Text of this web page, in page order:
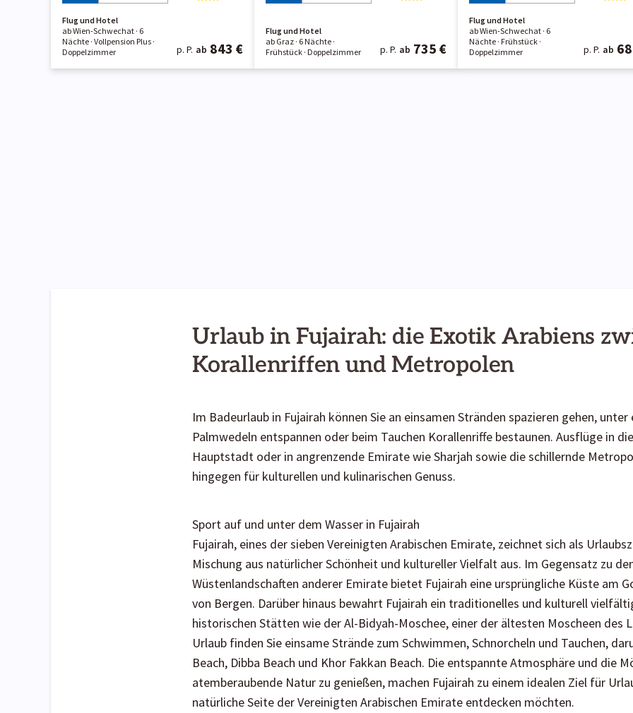
Flug und Hotel
ab Wien-Schwechat · 6
Nächte · Vollpension Plus ·
Doppelzimmer
p. P. ab 843 €
Flug und Hotel
ab Graz · 6 Nächte ·
Frühstück · Doppelzimmer p. P. ab 735 €
Flug und Hotel
ab Wien-Schwechat · 6
Nächte · Frühstück ·
Doppelzimmer
p. P. ab
Urlaub in Fujairah: die Exotik Arabiens
Korallenriffen und Metropolen
Im Badeurlaub in Fujairah können Sie an einsamen Stränden spazieren gehen, unter
Palmwedeln entspannen oder beim Tauchen Korallenriffe bestaunen. Ausflüge in
Hauptstadt oder in angrenzende Emirate wie Sharjah sowie die schillernde
hingegen für kulturellen und kulinarischen Genuss.
Sport auf und unter dem Wasser in Fujairah
Fujairah, eines der sieben Vereinigten Arabischen Emirate, zeichnet sich als
Mischung aus natürlicher Schönheit und kultureller Vielfalt aus. Im Gegensatz zu
Wüstenlandschaften anderer Emirate bietet Fujairah eine ursprüngliche Küste am
von Bergen. Darüber hinaus bewahrt Fujairah ein traditionelles und kulturell
historischen Stätten wie der Al-Bidyah-Moschee, einer der ältesten Moscheen des
Urlaub finden Sie einsame Strände zum Schwimmen, Schnorcheln und Tauchen,
Beach, Dibba Beach und Khor Fakkan Beach. Die entspannte Atmosphäre und die
atemberaubende Natur zu genießen, machen Fujairah zu einem idealen Ziel für
natürliche Seite der Vereinigten Arabischen Emirate entdecken möchten.